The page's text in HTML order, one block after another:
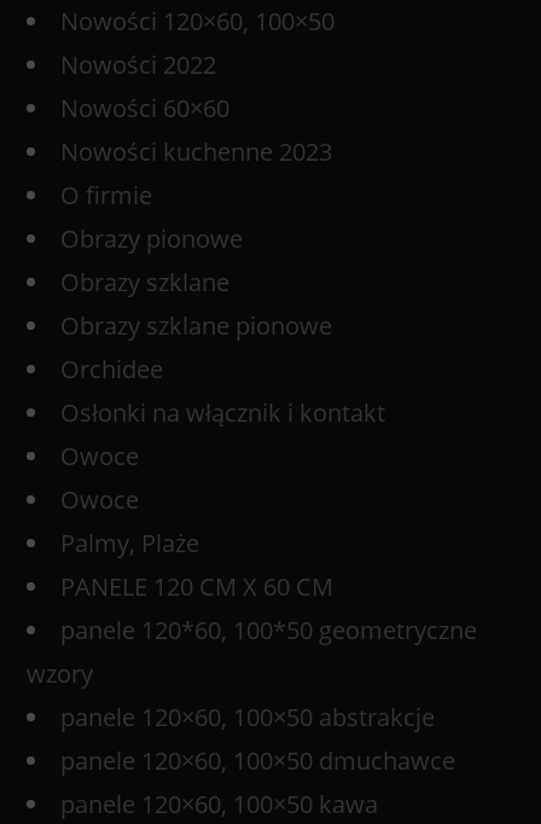
Nowości 120×60, 100×50
Nowości 2022
Nowości 60×60
Nowości kuchenne 2023
O firmie
Obrazy pionowe
Obrazy szklane
Obrazy szklane pionowe
Orchidee
Osłonki na włącznik i kontakt
Owoce
Owoce
Palmy, Plaże
PANELE 120 CM X 60 CM
panele 120*60, 100*50 geometryczne
wzory
panele 120×60, 100×50 abstrakcje
panele 120×60, 100×50 dmuchawce
panele 120×60, 100×50 kawa